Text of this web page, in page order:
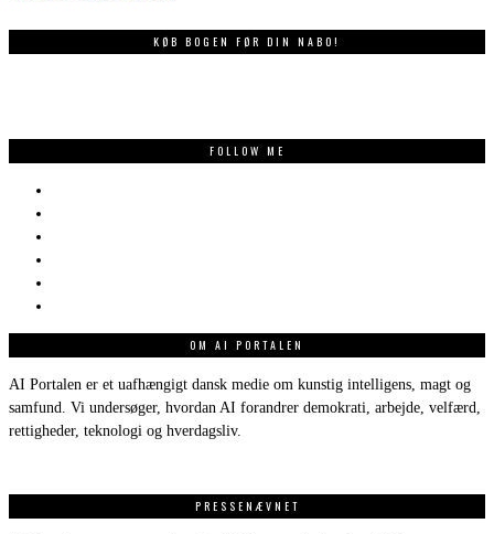
KØB BOGEN FØR DIN NABO!
FOLLOW ME
OM AI PORTALEN
AI Portalen er et uafhængigt dansk medie om kunstig intelligens, magt og
samfund. Vi undersøger, hvordan AI forandrer demokrati, arbejde, velfærd,
rettigheder, teknologi og hverdagsliv.
PRESSENÆVNET